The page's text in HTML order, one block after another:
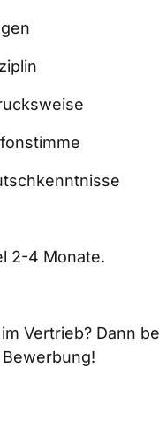
2-4 Monate.
Vertrieb? Dann